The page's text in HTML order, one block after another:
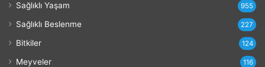
Sağlıklı Yaşam 955
Sağlıklı Beslenme 227
Bitkiler 124
Meyveler 116